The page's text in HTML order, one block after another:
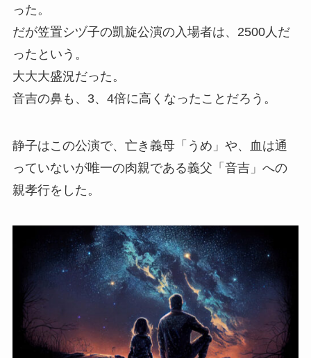
った。
だが笠置シヅ子の凱旋公演の入場者は、2500人だ
ったという。
大大大盛況だった。
音吉の鼻も、3、4倍に高くなったことだろう。
静子はこの公演で、亡き義母「うめ」や、血は通
っていないが唯一の肉親である義父「音吉」への
親孝行をした。